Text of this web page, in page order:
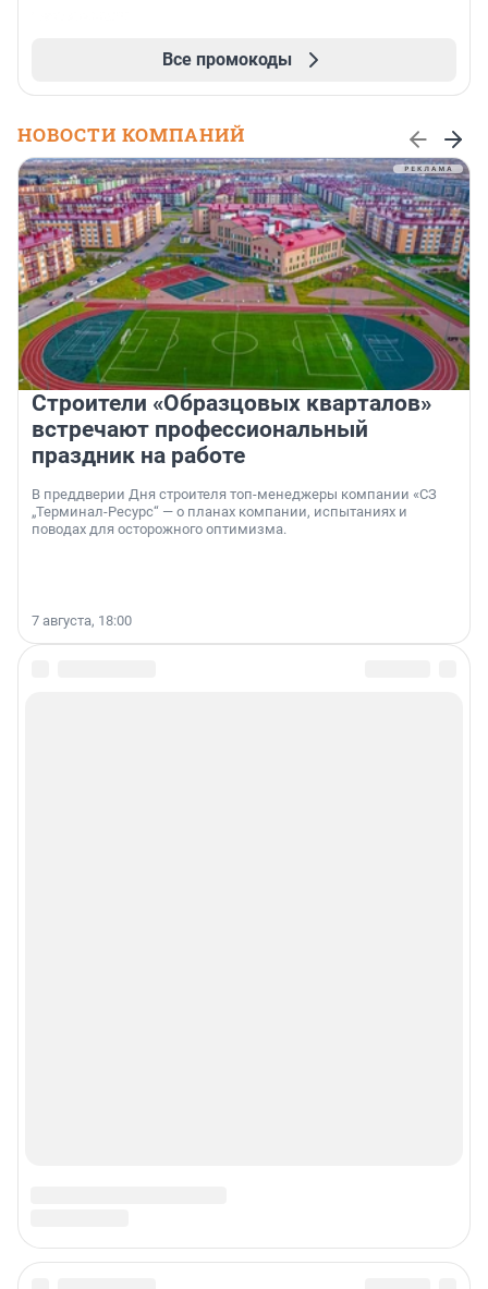
Все промокоды
НОВОСТИ КОМПАНИЙ
Строители «Образцовых кварталов»
встречают профессиональный
праздник на работе
В преддверии Дня строителя топ-менеджеры компании «СЗ
„Терминал-Ресурс“ — о планах компании, испытаниях и
поводах для осторожного оптимизма.
7 августа, 18:00